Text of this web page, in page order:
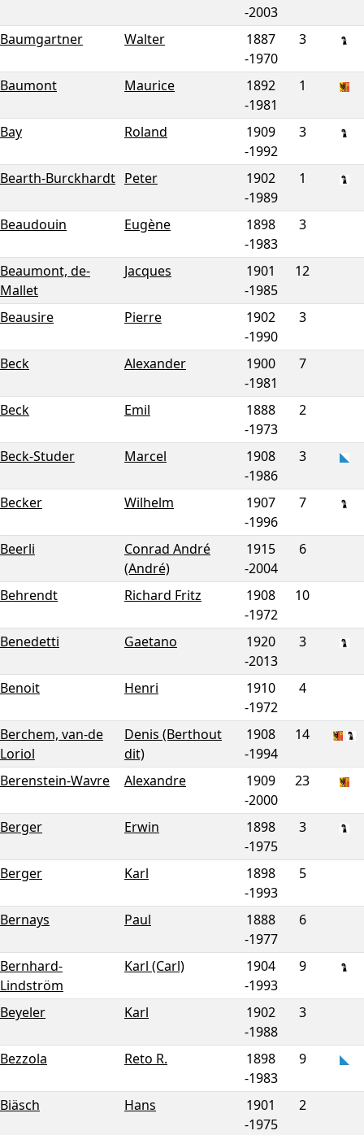
-2003
Baumgartner Walter
1887
-1970
3
Baumont Maurice
1892
-1981
1
Bay Roland
1909
-1992
3
Bearth-Burckhardt Peter
1902
-1989
1
Beaudouin Eugène
1898
-1983
3
Beaumont, de-
Mallet
Jacques
1901
-1985
12
Beausire Pierre
1902
-1990
3
Beck Alexander
1900
-1981
7
Beck Emil
1888
-1973
2
Beck-Studer Marcel
1908
-1986
3
Becker Wilhelm
1907
-1996
7
Beerli
Conrad André
(André)
1915
-2004
6
Behrendt Richard Fritz
1908
-1972
10
Benedetti Gaetano
1920
-2013
3
Benoit Henri
1910
-1972
4
Berchem, van-de
Loriol
Denis (Berthout
dit)
1908
-1994
14
Berenstein-Wavre Alexandre
1909
-2000
23
Berger Erwin
1898
-1975
3
Berger Karl
1898
-1993
5
Bernays Paul
1888
-1977
6
Bernhard-
Lindström
Karl (Carl)
1904
-1993
9
Beyeler Karl
1902
-1988
3
Bezzola Reto R.
1898
-1983
9
Biäsch Hans
1901
-1975
2